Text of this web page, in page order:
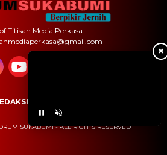
✖
Titisan Media Perkasa
SUKABUMI - ALL RIGHTS RESERVED